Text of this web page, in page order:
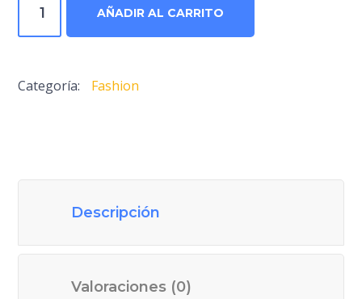
Lens
AÑADIR AL CARRITO
Categoría: Fashion
Descripción
Valoraciones (0)